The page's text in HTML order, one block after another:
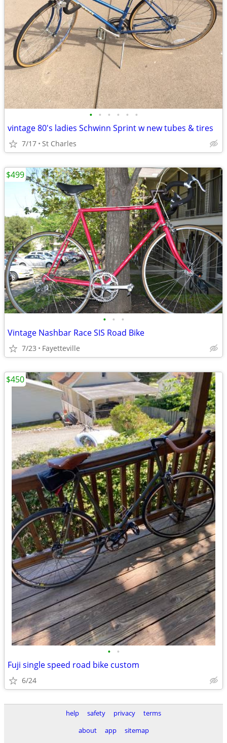
• • • • • •
vintage 80's ladies Schwinn Sprint w new tubes & tires
7/17 St Charles
• • •
Vintage Nashbar Race SIS Road Bike
7/23 Fayetteville
$499
• •
Fuji single speed road bike custom
6/24
$450
help safety privacy
terms
about
app
sitemap